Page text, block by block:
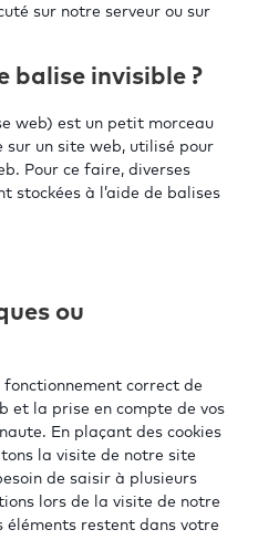
sur notre serveur ou sur
balise invisible ?
web) est un petit morceau
sur un site web, utilisé pour
Pour ce faire, diverses
stockées à l’aide de balises
ou
correct de
et la prise en compte de vos
En plaçant des cookies
la visite de notre site
de saisir à plusieurs
lors de la visite de notre
éléments restent dans votre